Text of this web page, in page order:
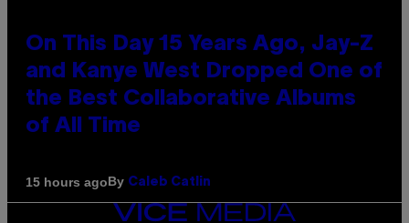
On This Day 15 Years Ago, Jay-Z
and Kanye West Dropped One of
the Best Collaborative Albums
of All Time
15 hours agoBy Caleb Catlin
VICE